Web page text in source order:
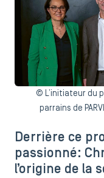
© L’initiateur du
parrains de
Derrière ce
passionné:
l’origine de la